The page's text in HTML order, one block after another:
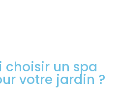
choisir un spa
votre jardin ?